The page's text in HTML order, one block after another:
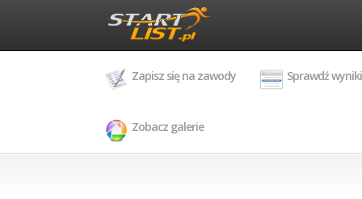
Zapisz się na zawody Sprawdź wyniki
Zobacz galerie